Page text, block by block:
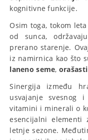
kognitivne funkcije.
Osim toga, tokom
od sunca,
prerano starenje.
iz namirnica kao što
laneno seme,
Sinergija između
usvajanje svesnog
vitamini i minerali o
esencijalni elementi
letnje sezone.